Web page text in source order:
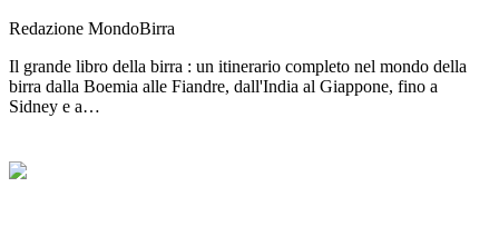
Redazione MondoBirra
Il grande libro della birra : un itinerario completo nel mondo della
birra dalla Boemia alle Fiandre, dall'India al Giappone, fino a
Sidney e a…